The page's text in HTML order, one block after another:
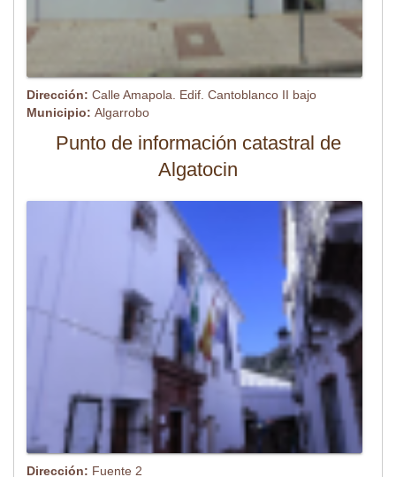
Dirección: Calle Amapola. Edif. Cantoblanco II bajo
Municipio: Algarrobo
Punto de información catastral de
Algatocin
Dirección: Fuente 2